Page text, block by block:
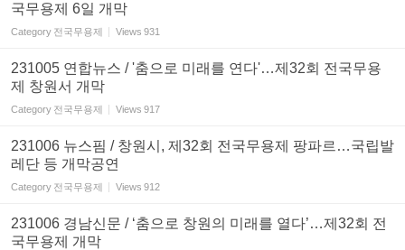
국무용제 6일 개막
Category 전국무용제 Views 931
231005 연합뉴스 / '춤으로 미래를 연다'…제32회 전국무용
제 창원서 개막
Category 전국무용제 Views 917
231006 뉴스핌 / 창원시, 제32회 전국무용제 팡파르…국립발
레단 등 개막공연
Category 전국무용제 Views 912
231006 경남신문 / ‘춤으로 창원의 미래를 열다’…제32회 전
국무용제 개막